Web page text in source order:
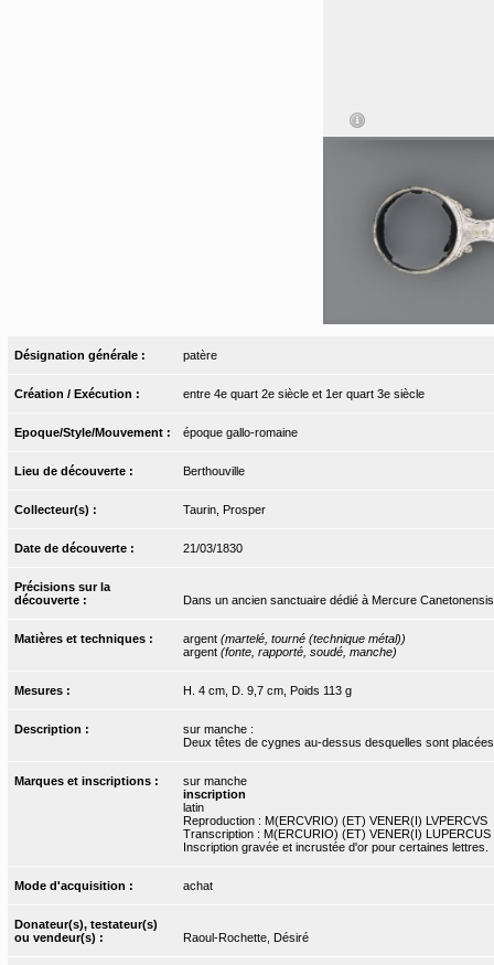
Désignation générale : patère
Création / Exécution : entre 4e quart 2e siècle et 1er quart 3e siècle
Epoque/Style/Mouvement : époque gallo-romaine
Lieu de découverte : Berthouville
Collecteur(s) : Taurin, Prosper
Date de découverte : 21/03/1830
Précisions sur la
découverte :
Dans un ancien sanctuaire dédié à Mercure
Matières et techniques : argent (martelé, tourné (technique métal))
argent (fonte, rapporté, soudé, manche)
Mesures : H. 4 cm, D. 9,7 cm, Poids 113 g
Description :
sur manche :
Deux têtes de cygnes au-dessus desquelles sont
Marques et inscriptions :
sur manche
inscription
latin
Reproduction : M(ERCVRIO) (ET) VENER(I) LVPERCVS
Transcription : M(ERCURIO) (ET) VENER(I) LUPERCUS
Inscription gravée et incrustée d'or pour certaines lettres.
Mode d'acquisition : achat
Donateur(s), testateur(s)
ou vendeur(s) :
Raoul-Rochette, Désiré